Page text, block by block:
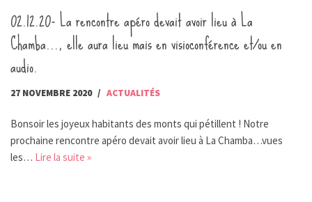
02.12.20- La rencontre apéro devait avoir lieu à La
Chamba…, elle aura lieu mais en visioconférence et/ou en
audio.
27 NOVEMBRE 2020 ACTUALITÉS
Bonsoir les joyeux habitants des monts qui pétillent ! Notre
prochaine rencontre apéro devait avoir lieu à La Chamba…vues
les… Lire la suite »